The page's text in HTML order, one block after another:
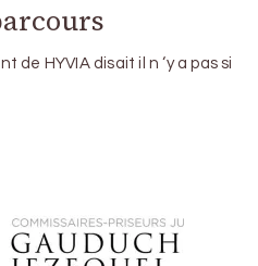
de HYVIA disait il n ‘y a pas si